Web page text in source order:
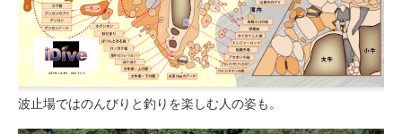
波止場ではのんびりと釣りを楽しむ人の姿も。